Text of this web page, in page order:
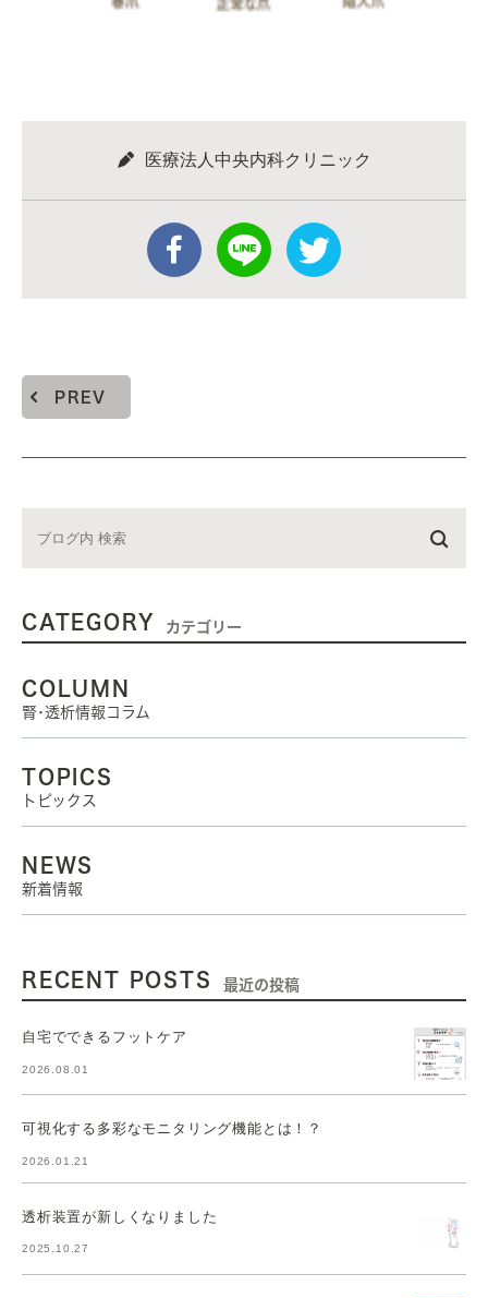
医療法人中央内科クリニック
PREV
CATEGORY カテゴリー
COLUMN
腎･透析情報コラム
TOPICS
トピックス
NEWS
新着情報
RECENT POSTS 最近の投稿
自宅でできるフットケア
2026.08.01
可視化する多彩なモニタリング機能とは！？
2026.01.21
透析装置が新しくなりました
2025.10.27